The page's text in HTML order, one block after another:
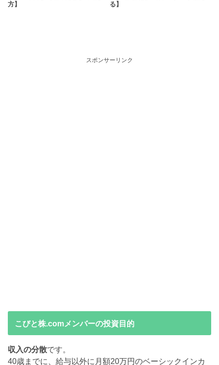
方】
る】
スポンサーリンク
こびと株.comメンバーの投資目的
収入の分散です。
40歳までに、給与以外に月額20万円のベーシックインカ